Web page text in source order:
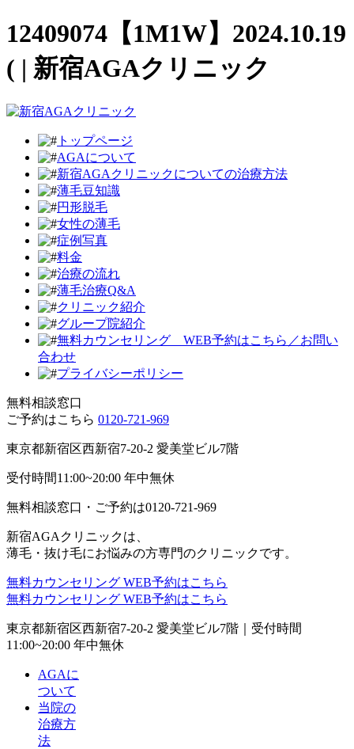
12409074【1M1W】2024.10.19
( | 新宿AGAクリニック
トップページ
AGAについて
新宿AGAクリニックについての治療方法
薄毛豆知識
円形脱毛
女性の薄毛
症例写真
料金
治療の流れ
薄毛治療Q&A
クリニック紹介
グループ院紹介
無料カウンセリング WEB予約はこちら／お問い
合わせ
プライバシーポリシー
無料相談窓口
ご予約はこちら 0120-721-969
東京都新宿区西新宿7-20-2 愛美堂ビル7階
受付時間11:00~20:00 年中無休
無料相談窓口・ご予約は0120-721-969
新宿AGAクリニックは、
薄毛・抜け毛にお悩みの方専門のクリニックです。
無料カウンセリング WEB予約はこちら
無料カウンセリング WEB予約はこちら
東京都新宿区西新宿7-20-2 愛美堂ビル7階｜ 受付時間
11:00~20:00 年中無休
AGAに
ついて
当院の
治療方
法